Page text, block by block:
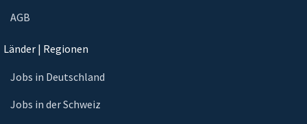
AGB
Länder | Regionen
Jobs in Deutschland
Jobs in der Schweiz